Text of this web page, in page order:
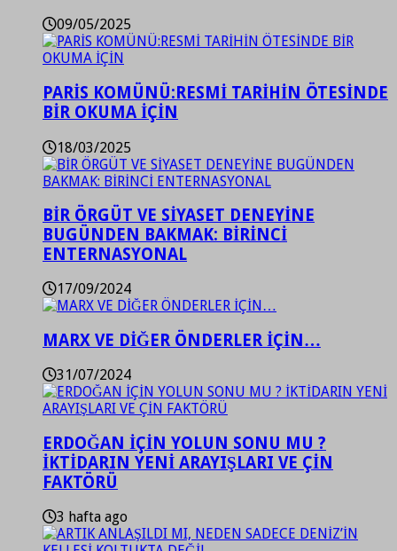
09/05/2025
PARİS KOMÜNÜ:RESMİ TARİHİN ÖTESİNDE
BİR OKUMA İÇİN
18/03/2025
BİR ÖRGÜT VE SİYASET DENEYİNE
BUGÜNDEN BAKMAK: BİRİNCİ
ENTERNASYONAL
17/09/2024
MARX VE DİĞER ÖNDERLER İÇİN…
31/07/2024
ERDOĞAN İÇİN YOLUN SONU MU ?
İKTİDARIN YENİ ARAYIŞLARI VE ÇİN
FAKTÖRÜ
3 hafta ago